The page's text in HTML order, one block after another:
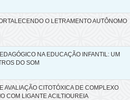
O LETRAMENTO AUTÔNOMO
NA EDUCAÇÃO INFANTIL: UM
DO SOM
AVALIAÇÃO CITOTÓXICA DE COMPLEXO
COM LIGANTE ACILTIOUREIA